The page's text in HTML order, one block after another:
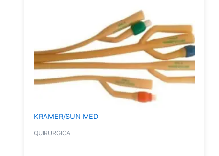
KRAMER/SUN MED
QUIRURGICA